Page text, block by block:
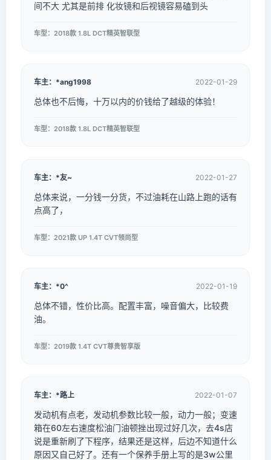
间不大 尤其是前排 化妆镜和后视镜容易磕到头
车型：2018款 1.8L DCT精英智联型
车主：*ang1998 2022-01-29
总体也不后悔，十万以内的价钱给了越级的体验！
车型：2018款 1.8L DCT精英智联型
车主：*友~ 2022-01-27
总体来说，一分钱一分货，不过油耗在山路上跑的话有
点高了，
车型：2021款 UP 1.4T CVT领尚型
车主：*0^ 2022-01-19
总体不错，性价比高。配置丰富，噪音偏大，比较费
油。
车型：2019款 1.4T CVT尊贵智享版
车主：*路上 2022-01-07
发动机有点老，发动机参数比较一般，动力一般；变速
箱在60左右速度松油门油顿挫出现过好几次，去4s店
说是重新刷了下程序，结果还是这样，后边不知道什么
原因又自己好了。还有一个保养手册上写的是3w公里